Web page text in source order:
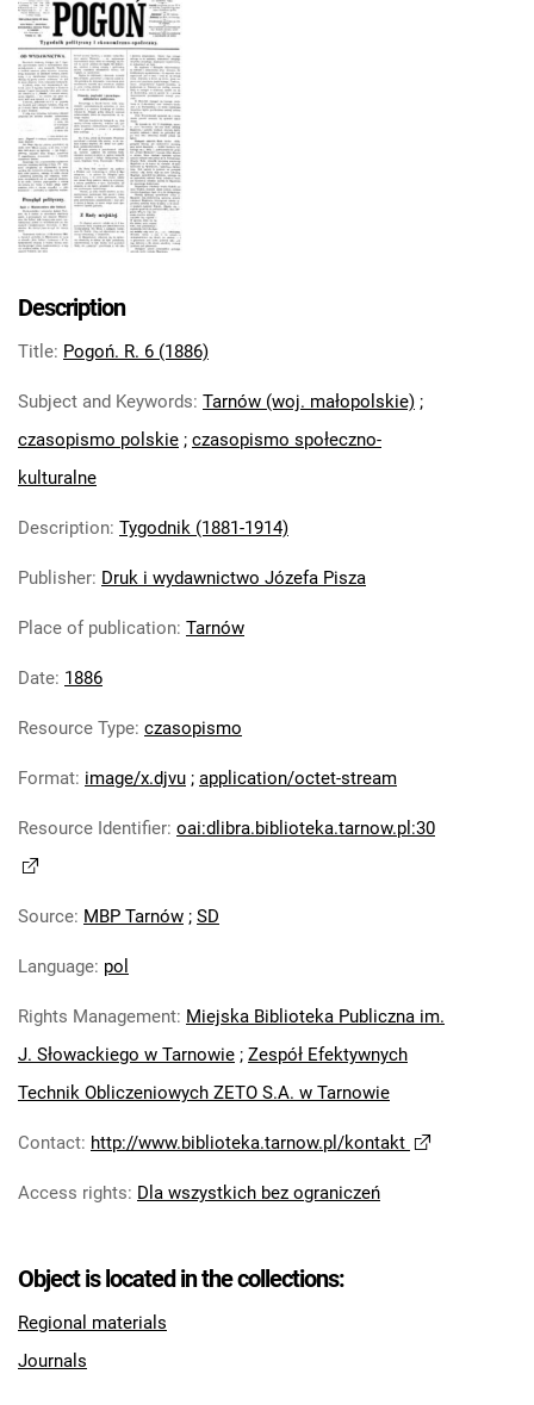
Pogoń. R. 17 (1897)
Pogoń. R. 18 (1898)
Pogoń. R. 19 (1899)
Pogoń. R. 20 (1900)
Pogoń. R. 21 (1901)
Pogoń. R. 22 (1902)
Pogoń. R. 23 (1903)
Pogoń. R. 24 (1904)
Pogoń. R. 25 (1905)
Pogoń. R. 27 (1907)
Pogoń. R. 28 (1908)
Pogoń. R. 30 (1910)
Pogoń. R. 31 (1911)
Pogoń. R. 32 (1912)
Pogoń. R. 34 (1914)
Description
Title: Pogoń. R. 6 (1886)
Subject and Keywords: Tarnów (woj. małopolskie) ;
czasopismo polskie ; czasopismo społeczno-
kulturalne
Description: Tygodnik (1881-1914)
Publisher: Druk i wydawnictwo Józefa Pisza
Place of publication: Tarnów
Date: 1886
Resource Type: czasopismo
Format: image/x.djvu ; application/octet-stream
Resource Identifier: oai:dlibra.biblioteka.tarnow.pl:30
Source: MBP Tarnów ; SD
Language: pol
Rights Management: Miejska Biblioteka Publiczna im.
J. Słowackiego w Tarnowie ; Zespół Efektywnych
Technik Obliczeniowych ZETO S.A. w Tarnowie
Contact: http://www.biblioteka.tarnow.pl/kontakt
Access rights: Dla wszystkich bez ograniczeń
Object is located in the collections:
Regional materials
Journals